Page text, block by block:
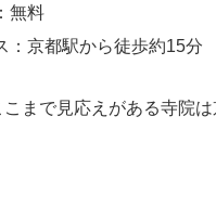
無料
：京都駅から徒歩約15分
まで見応えがある寺院は